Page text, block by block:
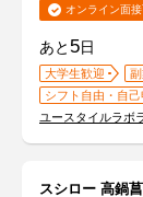
オンライン面
あと 5日
大学生歓迎
シフト自由・自
ユースタイルラボ
スシロー 高鍋